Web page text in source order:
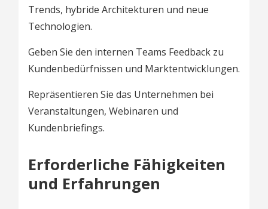
Trends, hybride Architekturen und neue
Technologien.
Geben Sie den internen Teams Feedback zu
Kundenbedürfnissen und Marktentwicklungen.
Repräsentieren Sie das Unternehmen bei
Veranstaltungen, Webinaren und
Kundenbriefings.
Erforderliche Fähigkeiten
und Erfahrungen